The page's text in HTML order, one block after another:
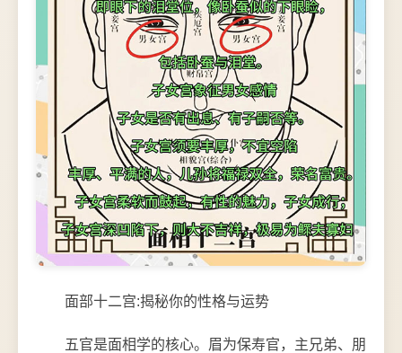
面部十二宫:揭秘你的性格与运势
五官是面相学的核心。眉为保寿官，主兄弟、朋